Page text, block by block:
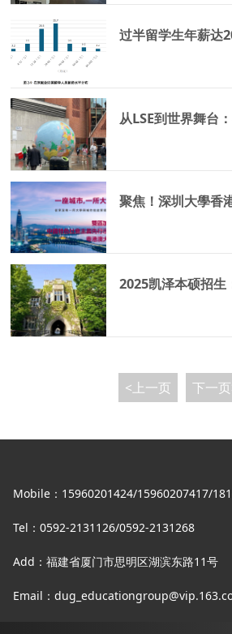
<上一页 下一
Mobile：15960201424/15960207417/
Tel：0592-2131126/0592-2131268
Add：福建省厦门市思明区湖滨东路11号
Email：